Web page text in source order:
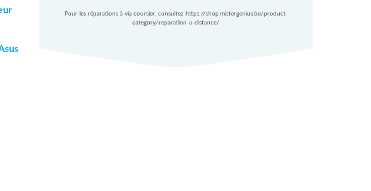
Pour les réparations à via coursier, consultez https://shop.mistergenius.be/product-
category/reparation-a-distance/